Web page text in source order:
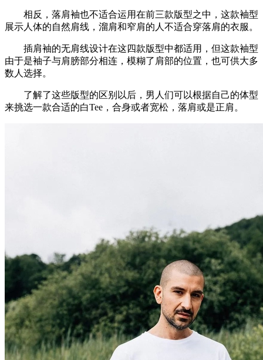
相反，落肩袖也不适合运用在前三款版型之中，这款袖型
展示人体的自然肩线，溜肩和窄肩的人不适合穿落肩的衣服。
插肩袖的无肩线设计在这四款版型中都适用，但这款袖型
由于是袖子与肩膀部分相连，模糊了肩部的位置，也可供大多
数人选择。
了解了这些版型的区别以后，男人们可以根据自己的体型
来挑选一款合适的白Tee，合身或者宽松，落肩或是正肩。